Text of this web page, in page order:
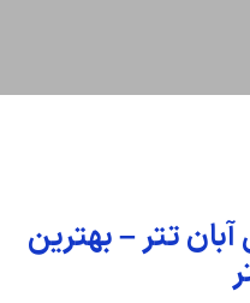
تتر – بهترین